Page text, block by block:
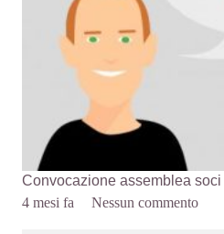
Convocazione assemblea soci
4 mesi fa
Nessun commento